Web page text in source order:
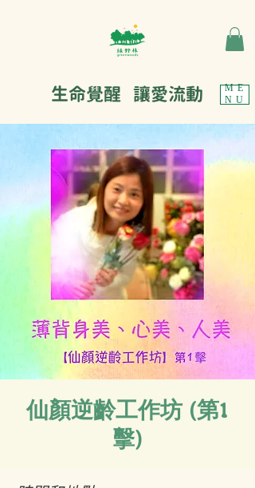
ME
NU
生命覺醒 讓愛流動
仙顏逆齡工作坊 (第1
擊)